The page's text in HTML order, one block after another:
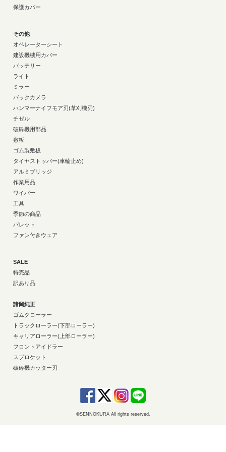
保護カバー
その他
オペレーターシート
建設機械用カバー
バッテリー
ライト
ミラー
バックカメラ
ハンマーナイフモア刃(草刈機刃)
チゼル
破砕機用部品
敷板
ゴム製敷板
タイヤストッパー(車輪止め)
アルミブリッジ
作業用品
ワイパー
工具
季節の商品
パレット
ファン付きウェア
SALE
特売品
訳あり品
諸岡純正
ゴムクローラー
トラックローラー(下部ローラー)
キャリアローラー(上部ローラー)
フロントアイドラー
スプロケット
破砕機カッター刃
©SENNOKURA All rights reserved.